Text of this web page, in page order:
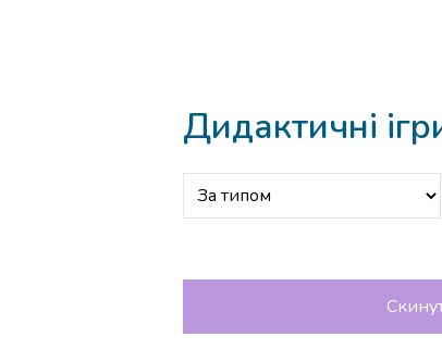
Дидактичні